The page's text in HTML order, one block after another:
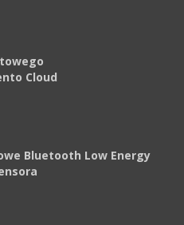
Cloud
Bluetooth Low Energy